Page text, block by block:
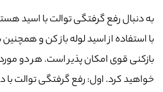
به دنبال رفع گرفتگی توالت با اسید
با استفاده از اسید لوله باز کن و
بازکنی قوی امکان پذیر است. هر دو مورد
خواهید کرد. اول: رفع گرفتگی توالت با